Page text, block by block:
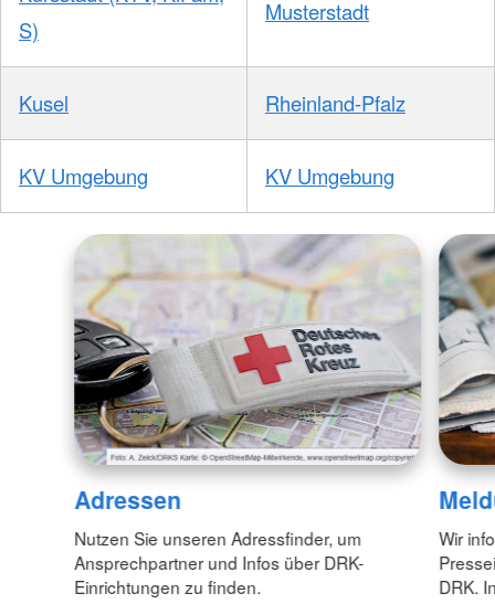
S)
Musterstadt
Kusel Rheinland-Pfalz
KV Umgebung KV Umgebung
Adressen
Nutzen Sie unseren Adressfinder, um
Ansprechpartner und Infos über DRK-
Einrichtungen zu finden.
Wir
DRK.